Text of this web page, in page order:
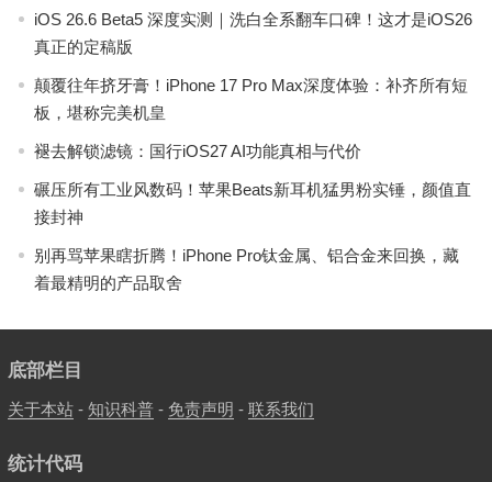
iOS 26.6 Beta5 深度实测｜洗白全系翻车口碑！这才是iOS26
真正的定稿版
颠覆往年挤牙膏！iPhone 17 Pro Max深度体验：补齐所有短
板，堪称完美机皇
褪去解锁滤镜：国行iOS27 AI功能真相与代价
碾压所有工业风数码！苹果Beats新耳机猛男粉实锤，颜值直
接封神
别再骂苹果瞎折腾！iPhone Pro钛金属、铝合金来回换，藏
着最精明的产品取舍
底部栏目
关于本站- 知识科普- 免责声明 - 联系我们
统计代码